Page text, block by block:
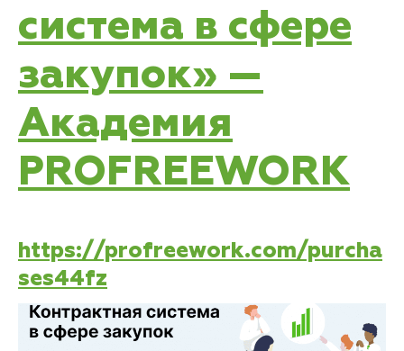
система в сфере
закупок» —
Академия
PROFREEWORK
https://profreework.com/purcha
ses44fz